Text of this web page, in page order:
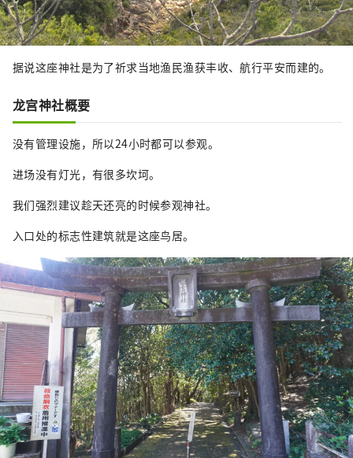
据说这座神社是为了祈求当地渔民渔获丰收、航行平安而建的。
龙宫神社概要
没有管理设施，所以24小时都可以参观。
进场没有灯光，有很多坎坷。
我们强烈建议趁天还亮的时候参观神社。
入口处的标志性建筑就是这座鸟居。